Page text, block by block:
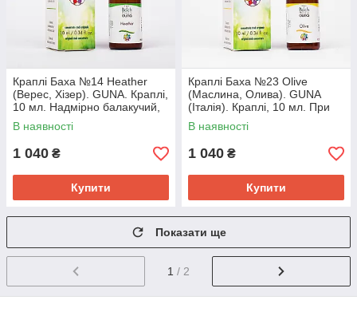
Краплі Баха №14 Heather
(Верес, Хізер). GUNA. Краплі,
10 мл. Надмірно балакучий,
хто слухає тільки себе
В наявності
1 040 ₴
Купити
Краплі Баха №23 Olive
(Маслина, Олива). GUNA
(Італія). Краплі, 10 мл. При
нестачі життєвої енергії
В наявності
1 040 ₴
Купити
Показати ще
1 / 2